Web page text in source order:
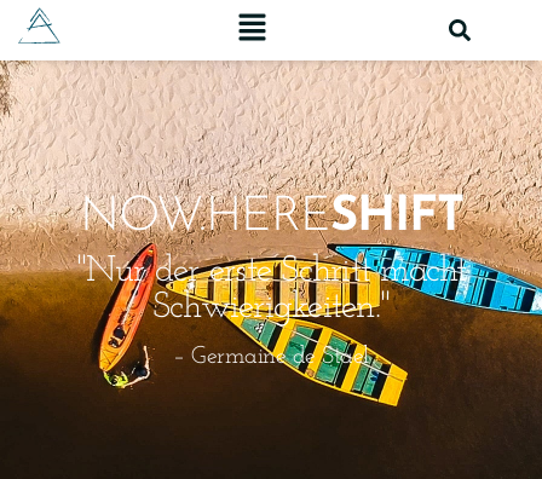
NOW.HERESHIFT
"Nur der erste Schritt macht
Schwierigkeiten."
– Germaine de Stael